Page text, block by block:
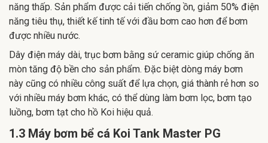
năng thấp. Sản phẩm được cải tiến chống ồn, giảm 50% điện
năng tiêu thụ, thiết kế tinh tế với đầu bơm cao hơn để bơm
được nhiều nước.
Dây điện máy dài, trục bơm bằng sứ ceramic giúp chống ăn
mòn tăng độ bền cho sản phẩm. Đặc biệt dòng máy bơm
này cũng có nhiều công suất để lựa chọn, giá thành rẻ hơn so
với nhiều máy bơm khác, có thể dùng làm bơm lọc, bơm tạo
luồng, bơm tạt cho hồ Koi hiệu quả.
1.3 Máy bơm bể cá Koi Tank Master PG